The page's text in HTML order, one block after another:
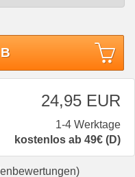
24,95 EUR
1-4 Werktage
kostenlos ab 49€ (D)